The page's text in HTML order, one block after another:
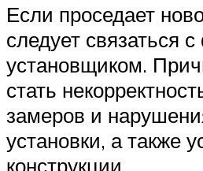
Если проседает
следует связаться
установщиком.
стать
замеров и
установки, а также
конструкции.